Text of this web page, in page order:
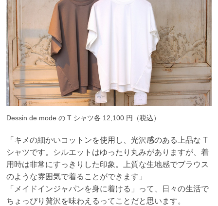
Dessin de mode の T シャツ各 12,100 円（税込）
「キメの細かいコットンを使用し、光沢感のある上品な T
シャツです。シルエットはゆったり丸みがありますが、着
用時は非常にすっきりした印象。上質な生地感でブラウス
のよう な雰囲気で着ることができます」
「メイドインジャパンを身に着ける」って、日々の生活で
ちょっぴり贅沢を味わえるってこ とだと思います。